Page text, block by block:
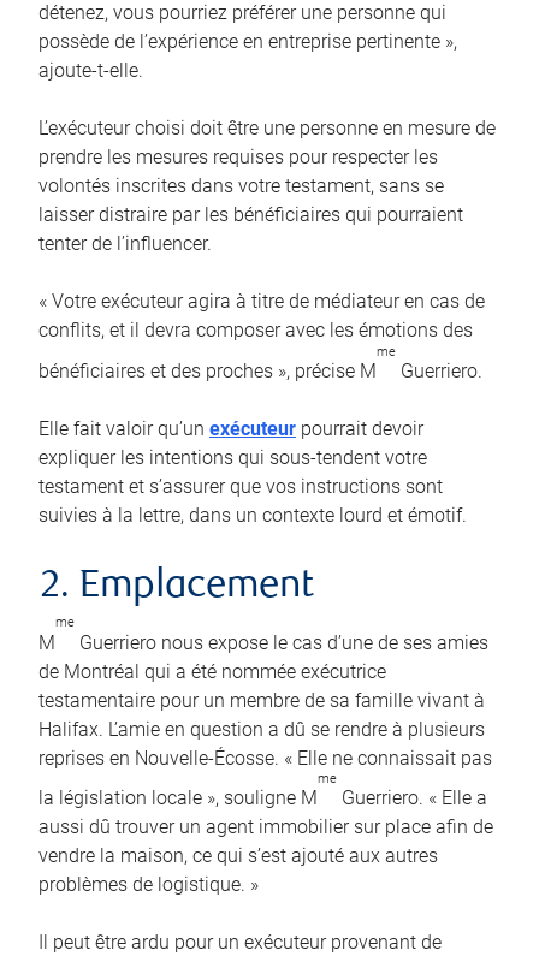
détenez, vous pourriez préférer une personne qui
possède de l’expérience en entreprise pertinente »,
ajoute-t-elle.
L’exécuteur choisi doit être une personne en mesure de
prendre les mesures requises pour respecter les
volontés inscrites dans votre testament, sans se
laisser distraire par les bénéficiaires qui pourraient
tenter de l’influencer.
« Votre exécuteur agira à titre de médiateur en cas de
conflits, et il devra composer avec les émotions des
bénéficiaires et des proches », précise M
me
Guerriero.
Elle fait valoir qu’un exécuteur pourrait devoir
expliquer les intentions qui sous-tendent votre
testament et s’assurer que vos instructions sont
suivies à la lettre, dans un contexte lourd et émotif.
2. Emplacement
M
me
Guerriero nous expose le cas d’une de ses amies
de Montréal qui a été nommée exécutrice
testamentaire pour un membre de sa famille vivant à
Halifax. L’amie en question a dû se rendre à plusieurs
reprises en Nouvelle-Écosse. « Elle ne connaissait pas
la législation locale », souligne M
me
Guerriero. « Elle a
aussi dû trouver un agent immobilier sur place afin de
vendre la maison, ce qui s’est ajouté aux autres
problèmes de logistique. »
Il peut être ardu pour un exécuteur provenant de